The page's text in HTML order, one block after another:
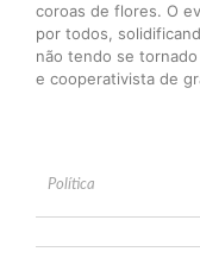
coroas de flores. O
por todos,
não tendo se
e cooperativista de
Política